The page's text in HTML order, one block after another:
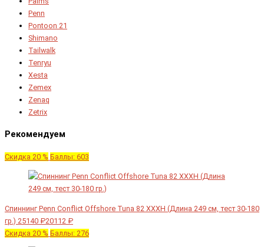
Penn
Pontoon 21
Shimano
Tailwalk
Tenryu
Xesta
Zemex
Zenaq
Zetrix
Рекомендуем
Скидка 20 % Баллы: 603
Спиннинг Penn Conflict Offshore Tuna 82 XXXH (Длина 249 см, тест 30-180
гр.) 25140 ₽20112 ₽
Скидка 20 % Баллы: 276